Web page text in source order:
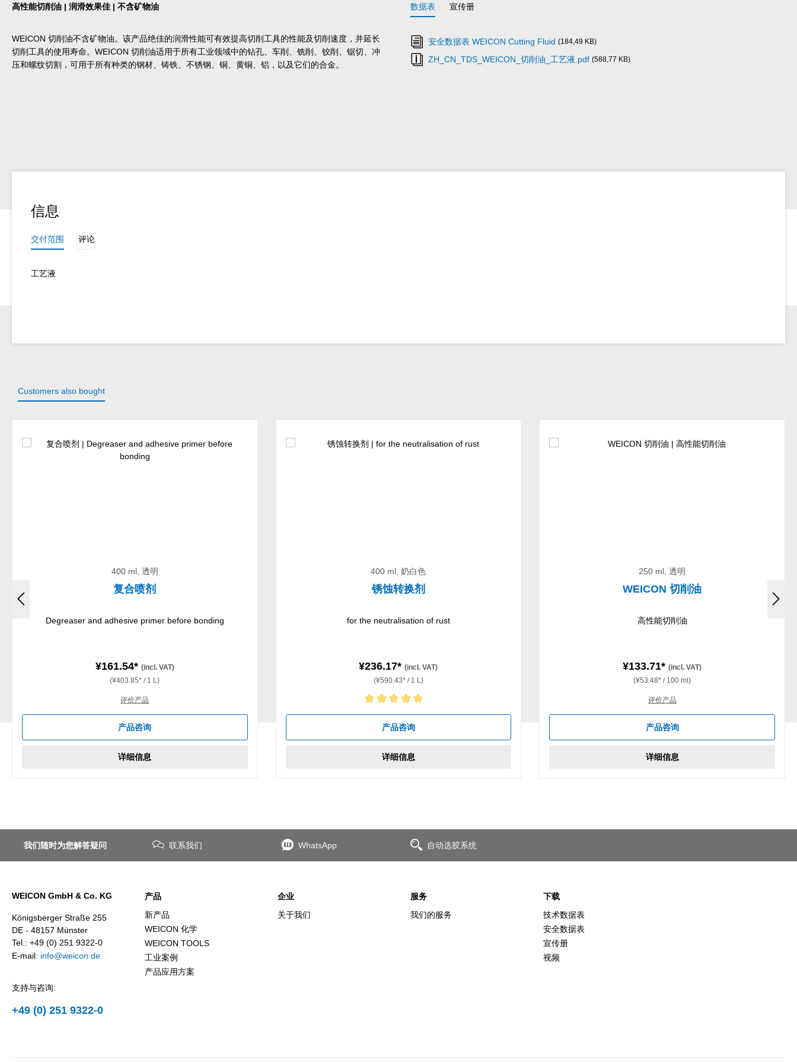
高性能切削油 | 润滑效果佳 | 不含矿物油
WEICON 切削油不含矿物油。该产品绝佳的润滑性能可有效提高切削工具的性能及切削速度，并延长
切削工具的使用寿命。WEICON 切削油适用于所有工业领域中的钻孔、车削、铣削、铰削、锯切、冲
压和螺纹切割，可用于所有种类的钢材、铸铁、不锈钢、铜、黄铜、铝，以及它们的合金。
数据表 宣传册
安全数据表 WEICON Cutting Fluid (184,49 KB)
ZH_CN_TDS_WEICON_切削油_工艺液.pdf (588,77 KB)
信息
交付范围 评论
工艺液
Customers also bought
400 ml, 透明
复合喷剂
Degreaser and adhesive primer before bonding
¥161.54* (incl. VAT)
(¥403.85* / 1 L)
评价产品
产品咨询
详细信息
400 ml, 奶白色
锈蚀转换剂
for the neutralisation of rust
¥236.17*(incl. VAT)
(¥590.43* / 1 L)
Average rating of 5 out of 5 stars
产品咨询
详细信息
250 ml, 透明
WEICON 切削油
高性能切削油
¥133.71*(incl. VAT)
(¥53.48* / 100 ml)
评价产品
产品咨询
详细信息
我们随时为您解答疑问 联系我们 WhatsApp 自动选胶系统
WEICON GmbH & Co. KG
Königsberger Straße 255
DE - 48157 Münster
Tel.: +49 (0) 251 9322-0
E-mail: info@weicon.de
支持与咨询:
+49 (0) 251 9322-0
产品
新产品
WEICON 化学
WEICON TOOLS
工业案例
产品应用方案
企业
关于我们
服务
我们的服务
下载
技术数据表
安全数据表
宣传册
视频